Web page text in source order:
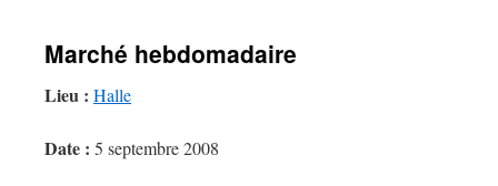
Marché hebdomadaire
Lieu : Halle
Date : 5 septembre 2008